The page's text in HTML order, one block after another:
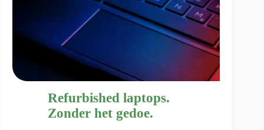
Refurbished laptops.
Zonder het gedoe.